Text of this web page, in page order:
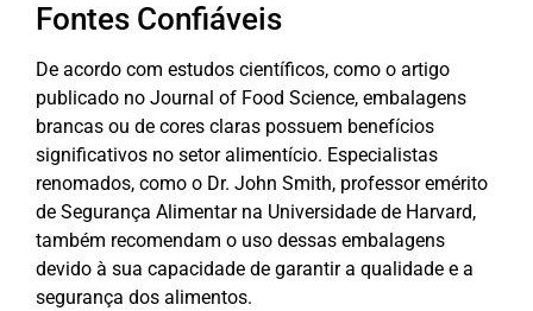
Fontes Confiáveis
De acordo com estudos científicos, como o artigo
publicado no Journal of Food Science, embalagens
brancas ou de cores claras possuem benefícios
significativos no setor alimentício. Especialistas
renomados, como o Dr. John Smith, professor emérito
de Segurança Alimentar na Universidade de Harvard,
também recomendam o uso dessas embalagens
devido à sua capacidade de garantir a qualidade e a
segurança dos alimentos.